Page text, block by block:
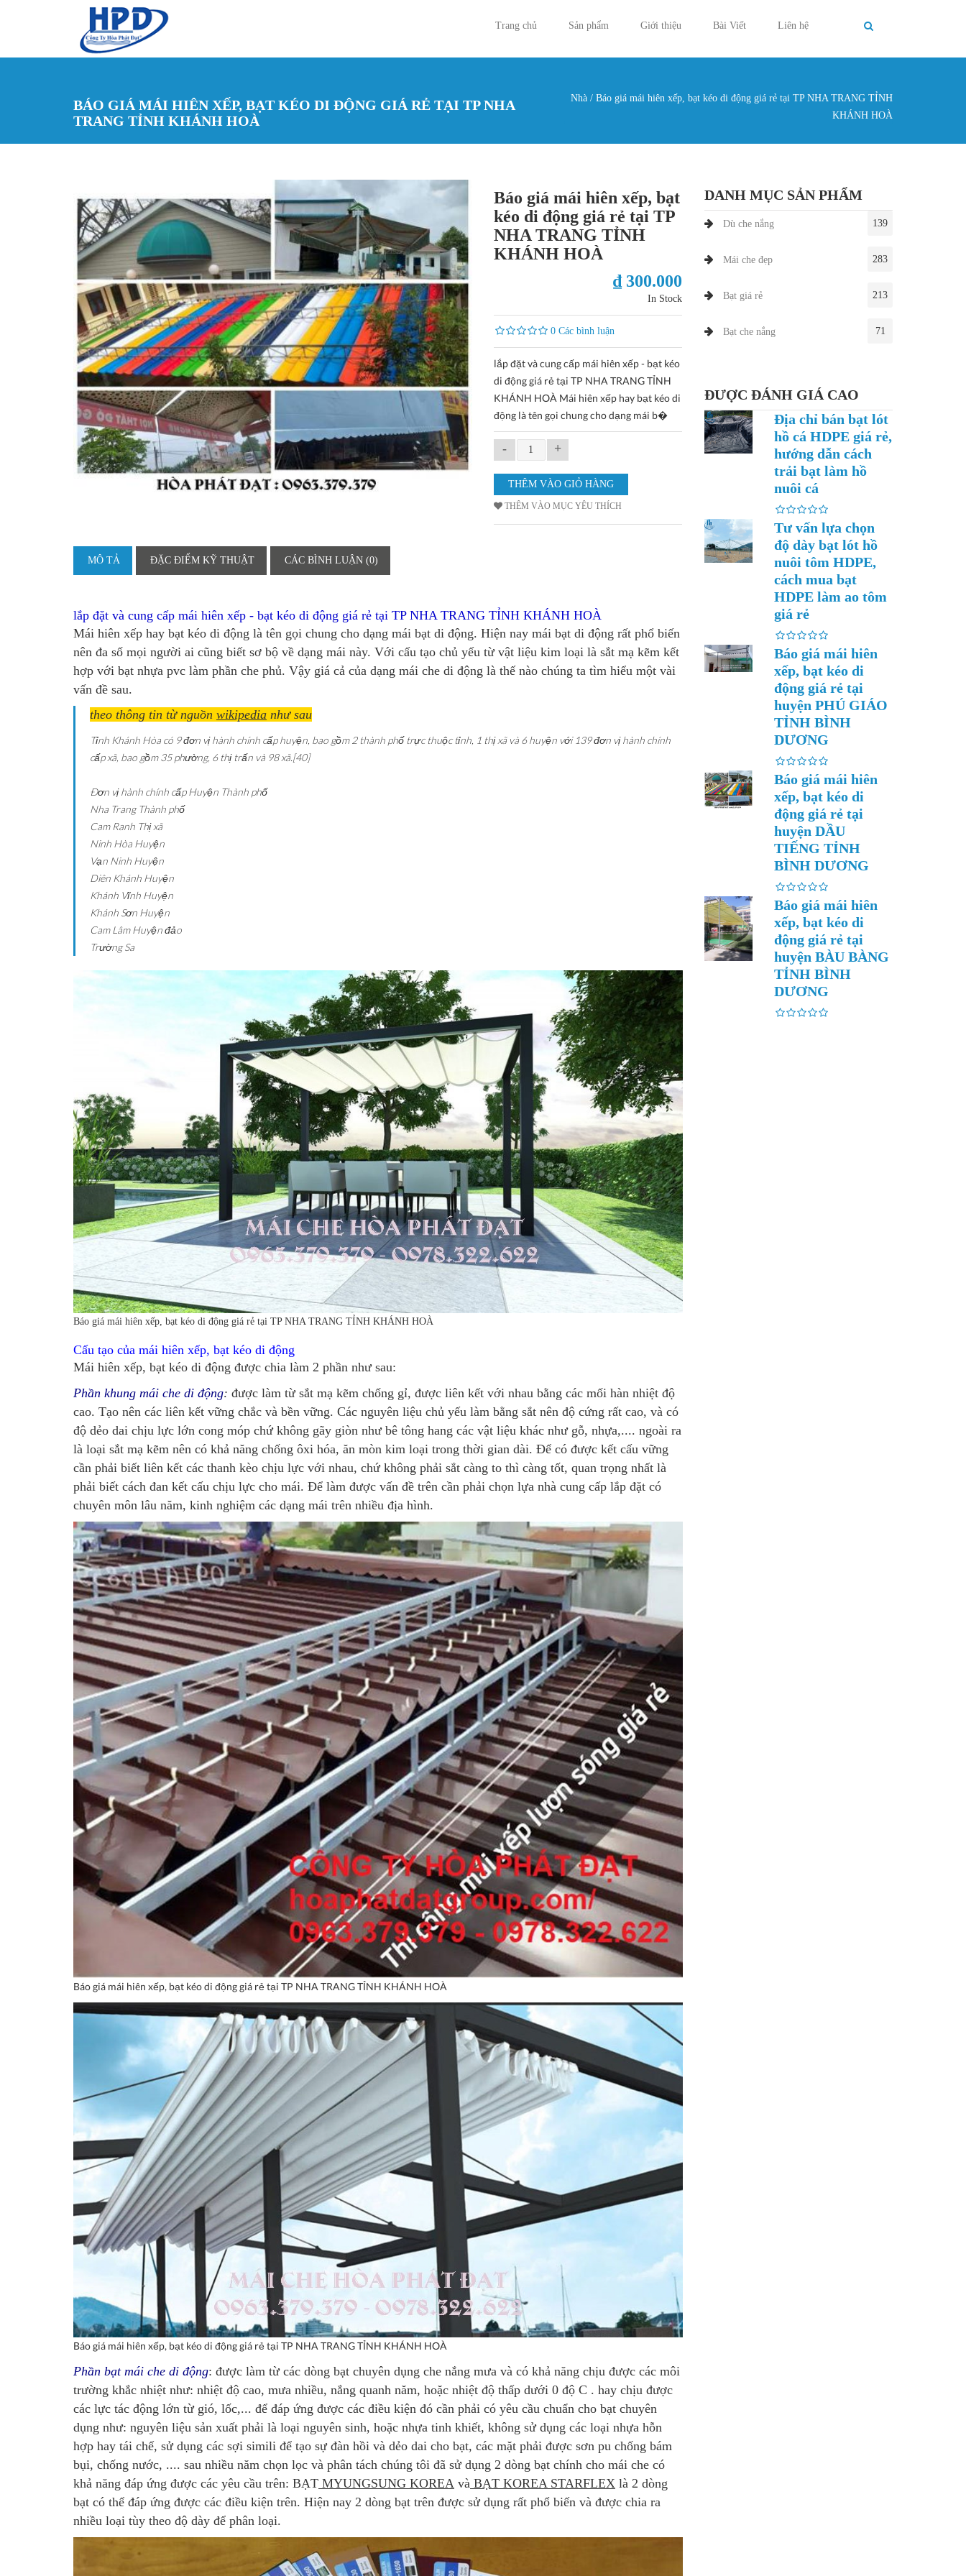
Trang chủ
Sản phẩm Giới thiệu Bài Viết Liên hệ
BÁO GIÁ MÁI HIÊN XẾP, BẠT KÉO DI ĐỘNG GIÁ RẺ TẠI TP NHA
TRANG TỈNH KHÁNH HOÀ
Nhà / Báo giá mái hiên xếp, bạt kéo di động giá rẻ tại TP NHA TRANG TỈNH
KHÁNH HOÀ
Báo giá mái hiên xếp, bạt
kéo di động giá rẻ tại TP
NHA TRANG TỈNH
KHÁNH HOÀ
₫ 300.000
In Stock
0 Các bình luận
lắp đặt và cung cấp mái hiên xếp - bạt kéo
di động giá rẻ tại TP NHA TRANG TỈNH
KHÁNH HOÀ Mái hiên xếp hay bạt kéo di
động là tên gọi chung cho dạng mái b�
- +
THÊM VÀO MỤC YÊU THÍCH
MÔ TẢ ĐẶC ĐIỂM KỸ THUẬT CÁC BÌNH LUẬN (0)
lắp đặt và cung cấp mái hiên xếp - bạt kéo di động giá rẻ tại TP NHA TRANG TỈNH KHÁNH HOÀ
Mái hiên xếp hay bạt kéo di động là tên gọi chung cho dạng mái bạt di động. Hiện nay mái bạt di động rất phổ biến
nên đa số mọi người ai cũng biết sơ bộ về dạng mái này. Với cấu tạo chủ yếu từ vật liệu kim loại là sắt mạ kẽm kết
hợp với bạt nhựa pvc làm phần che phủ. Vậy giá cả của dạng mái che di động là thế nào chúng ta tìm hiểu một vài
vấn đề sau.
theo thông tin từ nguồn wikipedia như sau
Tỉnh Khánh Hòa có 9 đơn vị hành chính cấp huyện, bao gồm 2 thành phố trực thuộc tỉnh, 1 thị xã và 6 huyện với 139 đơn vị hành chính
cấp xã, bao gồm 35 phường, 6 thị trấn và 98 xã.[40]
Ðơn vị hành chính cấp Huyện Thành phố
Nha Trang Thành phố
Cam Ranh Thị xã
Ninh Hòa Huyện
Vạn Ninh Huyện
Diên Khánh Huyện
Khánh Vĩnh Huyện
Khánh Sơn Huyện
Cam Lâm Huyện đảo
Trường Sa
Báo giá mái hiên xếp, bạt kéo di động giá rẻ tại TP NHA TRANG TỈNH KHÁNH HOÀ
Cấu tạo của mái hiên xếp, bạt kéo di động
Mái hiên xếp, bạt kéo di động được chia làm 2 phần như sau:
Phần khung mái che di động: được làm từ sắt mạ kẽm chống gỉ, được liên kết với nhau bằng các mối hàn nhiệt độ
cao. Tạo nên các liên kết vững chắc và bền vững. Các nguyên liệu chủ yếu làm bằng sắt nên độ cứng rất cao, và có
độ dẻo dai chịu lực lớn cong móp chứ không gãy giòn như bê tông hang các vật liệu khác như gỗ, nhựa,.... ngoài ra
là loại sắt mạ kẽm nên có khả năng chống ôxi hóa, ăn mòn kim loại trong thời gian dài. Để có được kết cấu vững
cần phải biết liên kết các thanh kèo chịu lực với nhau, chứ không phải sắt càng to thì càng tốt, quan trọng nhất là
phải biết cách đan kết cấu chịu lực cho mái. Để làm được vấn đề trên cần phải chọn lựa nhà cung cấp lắp đặt có
chuyên môn lâu năm, kinh nghiệm các dạng mái trên nhiều địa hình.
Báo giá mái hiên xếp, bạt kéo di động giá rẻ tại TP NHA TRANG TỈNH KHÁNH HOÀ
Báo giá mái hiên xếp, bạt kéo di động giá rẻ tại TP NHA TRANG TỈNH KHÁNH HOÀ
Phần bạt mái che di động: được làm từ các dòng bạt chuyên dụng che nắng mưa và có khả năng chịu được các môi
trường khắc nhiệt như: nhiệt độ cao, mưa nhiều, nắng quanh năm, hoặc nhiệt độ thấp dưới 0 độ C . hay chịu được
các lực tác động lớn từ gió, lốc,... để đáp ứng được các điều kiện đó cần phải có yêu cầu chuẩn cho bạt chuyên
dụng như: nguyên liệu sản xuất phải là loại nguyên sinh, hoặc nhựa tinh khiết, không sử dụng các loại nhựa hỗn
hợp hay tái chế, sử dụng các sợi simili để tạo sự đàn hồi và dẻo dai cho bạt, các mặt phải được sơn pu chống bám
bụi, chống nước, .... sau nhiều năm chọn lọc và phân tách chúng tôi đã sử dụng 2 dòng bạt chính cho mái che có
khả năng đáp ứng được các yêu cầu trên: BẠT MYUNGSUNG KOREA và BẠT KOREA STARFLEX là 2 dòng
bạt có thể đáp ứng được các điều kiện trên. Hiện nay 2 dòng bạt trên được sử dụng rất phổ biến và được chia ra
nhiều loại tùy theo độ dày để phân loại.
DANH MỤC SẢN PHẨM
Dù che nắng 139
Mái che đẹp 283
Bạt giá rẻ 213
Bạt che nắng 71
ĐƯỢC ĐÁNH GIÁ CAO
Địa chỉ bán bạt lót
hồ cá HDPE giá rẻ,
hướng dẫn cách
trải bạt làm hồ
nuôi cá
Tư vấn lựa chọn
độ dày bạt lót hồ
nuôi tôm HDPE,
cách mua bạt
HDPE làm ao tôm
giá rẻ
Báo giá mái hiên
xếp, bạt kéo di
động giá rẻ tại
huyện PHÚ GIÁO
TỈNH BÌNH
DƯƠNG
Báo giá mái hiên
xếp, bạt kéo di
động giá rẻ tại
huyện DẦU
TIẾNG TỈNH
BÌNH DƯƠNG
Báo giá mái hiên
xếp, bạt kéo di
động giá rẻ tại
huyện BÀU BÀNG
TỈNH BÌNH
DƯƠNG